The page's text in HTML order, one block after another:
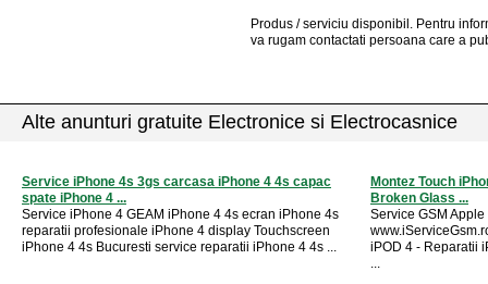
Produs / serviciu disponibil . Pentru
va rugam contactati persoana care a
Alte anunturi gratuite Electronice si Electrocasnice
Service iPhone 4s 3gs carcasa iPhone 4 4s capac
spate iPhone 4 ...
Service iPhone 4 GEAM iPhone 4 4s ecran iPhone 4s
reparatii profesionale iPhone 4 display Touchscreen
iPhone 4 4s Bucuresti service reparatii iPhone 4 4s ...
Montez Touch
Broken Glass ...
Service GSM
iPOD 4 - Reparatii
...